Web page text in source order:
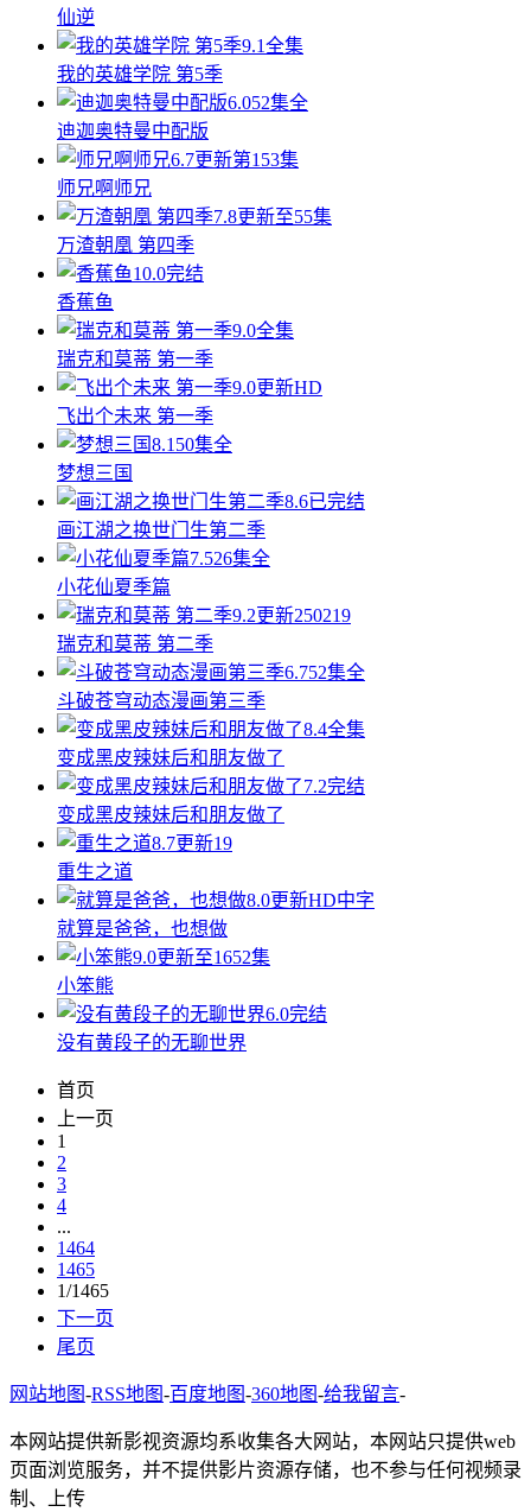
仙逆
9.1全集
我的英雄学院 第5季
6.052集全
迪迦奥特曼中配版
6.7更新第153集
师兄啊师兄
7.8更新至55集
万渣朝凰 第四季
10.0完结
香蕉鱼
9.0全集
瑞克和莫蒂 第一季
9.0更新HD
飞出个未来 第一季
8.1 50集全
梦想三国
8.6已完结
画江湖之换世门生第二季
7.526集全
小花仙夏季篇
9.2更新250219
瑞克和莫蒂 第二季
6.752集全
斗破苍穹动态漫画第三季
8.4全集
变成黑皮辣妹后和朋友做了
7.2完结
变成黑皮辣妹后和朋友做了
8.7更新19
重生之道
8.0更新HD中字
就算是爸爸，也想做
9.0更新至1652集
小笨熊
6.0完结
没有黄段子的无聊世界
首页
上一页
1
2
3
4
...
1464
1465
1/1465
下一页
尾页
网站地图-RSS地图-百度地图-360地图-给我留言-
本网站提供新影视资源均系收集各大网站，本网站只提供web
页面浏览服务，并不提供影片资源存储，也不参与任何视频录
制、上传